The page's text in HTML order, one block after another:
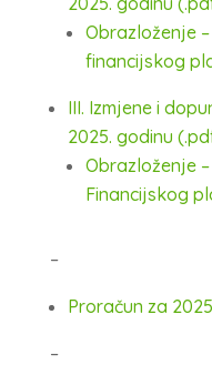
Obrazloženje
financijskog
III. Izmjene i
2025. godinu
Obrazloženje
Financijskog
–
Proračun za
–